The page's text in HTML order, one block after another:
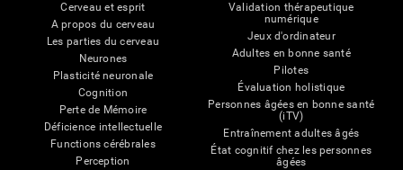
Cerveau et esprit
A propos du cerveau
Les parties du cerveau
Neurones
Plasticité neuronale
Cognition
Perte de Mémoire
Déficience intellectuelle
Functions cérébrales
Perception
Validation thérapeutique
numérique
Jeux d'ordinateur
Adultes en bonne santé
Pilotes
Évaluation holistique
Personnes âgées en bonne santé
(iTV)
Entraînement adultes âgés
État cognitif chez les personnes
âgées